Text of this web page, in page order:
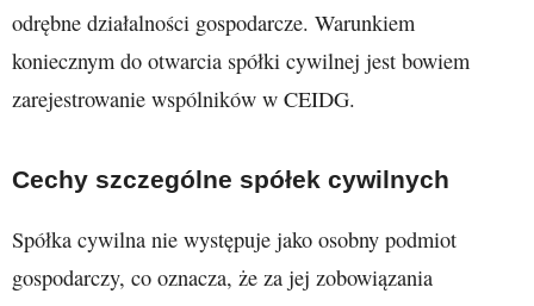
odrębne działalności gospodarcze. Warunkiem
koniecznym do otwarcia spółki cywilnej jest bowiem
zarejestrowanie wspólników w CEIDG.
Cechy szczególne spółek cywilnych
Spółka cywilna nie występuje jako osobny podmiot
gospodarczy, co oznacza, że za jej zobowiązania